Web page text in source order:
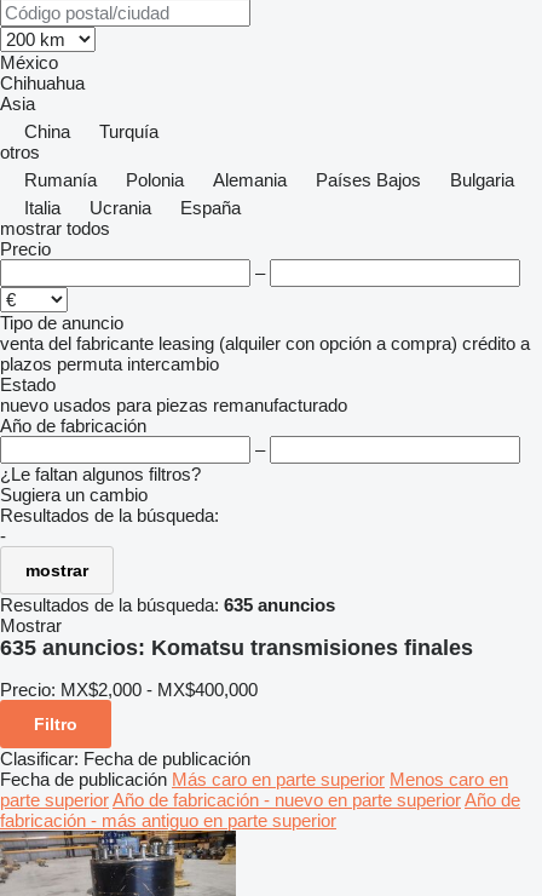
México
Chihuahua
Asia
China
Turquía
otros
Rumanía
Polonia Alemania Países Bajos
Bulgaria
Italia
Ucrania
España
mostrar todos
Precio
–
Tipo de anuncio
venta del fabricante leasing (alquiler con opción a compra) crédito a
plazos permuta intercambio
Estado
nuevo usados para piezas remanufacturado
Año de fabricación
–
¿Le faltan algunos filtros?
Sugiera un cambio
Resultados de la búsqueda:
-
mostrar
Resultados de la búsqueda: 635 anuncios
Mostrar
635 anuncios: Komatsu transmisiones finales
Precio: MX$2,000 - MX$400,000
Filtro
Clasificar: Fecha de publicación
Fecha de publicación Más caro en parte superior Menos caro en
parte superiorAño de fabricación - nuevo en parte superiorAño de
fabricación - más antiguo en parte superior